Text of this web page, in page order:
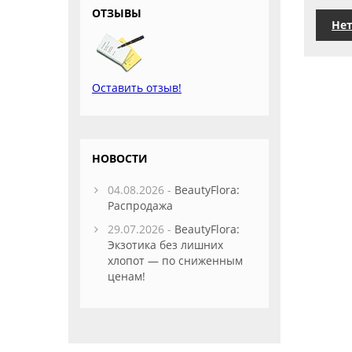
ОТЗЫВЫ
Оставить отзыв!
НОВОСТИ
04.08.2026 - BeautyFlora:
Распродажа
29.07.2026 - BeautyFlora:
Экзотика без лишних
хлопот — по сниженным
ценам!